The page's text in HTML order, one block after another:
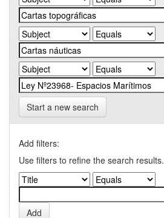
Start a new search
Add filters:
Use filters to refine the search results.